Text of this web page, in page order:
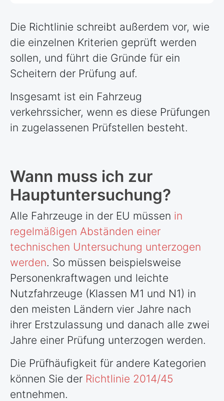
Die Richtlinie schreibt außerdem vor, wie
die einzelnen Kriterien geprüft werden
sollen, und führt die Gründe für ein
Scheitern der Prüfung auf.
Insgesamt ist ein Fahrzeug
verkehrssicher, wenn es diese Prüfungen
in zugelassenen Prüfstellen besteht.
Wann muss ich zur
Hauptuntersuchung?
Alle Fahrzeuge in der EU müssen in
regelmäßigen Abständen einer
technischen Untersuchung unterzogen
werden. So müssen beispielsweise
Personenkraftwagen und leichte
Nutzfahrzeuge (Klassen M1 und N1) in
den meisten Ländern vier Jahre nach
ihrer Erstzulassung und danach alle zwei
Jahre einer Prüfung unterzogen werden.
Die Prüfhäufigkeit für andere Kategorien
können Sie der Richtlinie 2014/45
entnehmen.